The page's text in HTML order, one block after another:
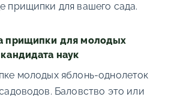
прищипки для вашего сада.
прищипки для молодых
наук
молодых яблонь-однолеток
Баловство это или